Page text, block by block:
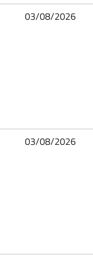
03/08/2026
03/08/2026